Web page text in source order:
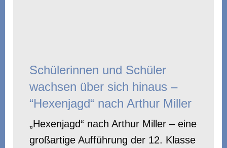
Schülerinnen und Schüler
wachsen über sich hinaus –
“Hexenjagd“ nach Arthur Miller
„Hexenjagd“ nach Arthur Miller – eine
großartige Aufführung der 12. Klasse